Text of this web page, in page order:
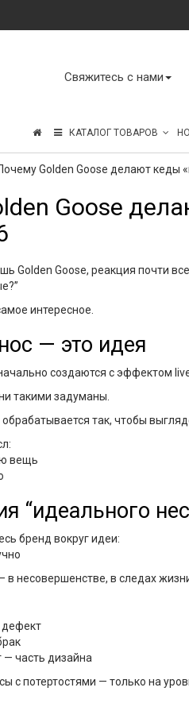
Свяжитесь с нами
КАТАЛОГ ТОВАРОВ
Golden Goose делают кеды
Goose
Golden Goose, реакция почти
интересное.
— это идея
создаются с эффектом
такими задуманы.
так, чтобы
вещь
“идеального
бренд вокруг идеи:
несовершенстве, в следах
дефект
часть дизайна
с потертостями — только на